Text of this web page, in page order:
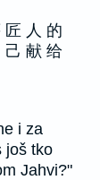
匠 人 的
己 献 给
i za
još tko
Jahvi?"